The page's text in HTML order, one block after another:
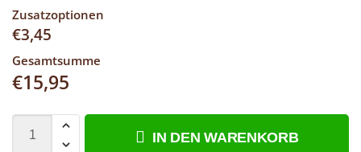
Zusatzoptionen
€3,45
Gesamtsumme
€15,95
IN DEN WARENKORB